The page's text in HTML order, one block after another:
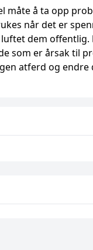
måte å ta opp
når det er
dem offentlig.
som er årsak til
atferd og endre